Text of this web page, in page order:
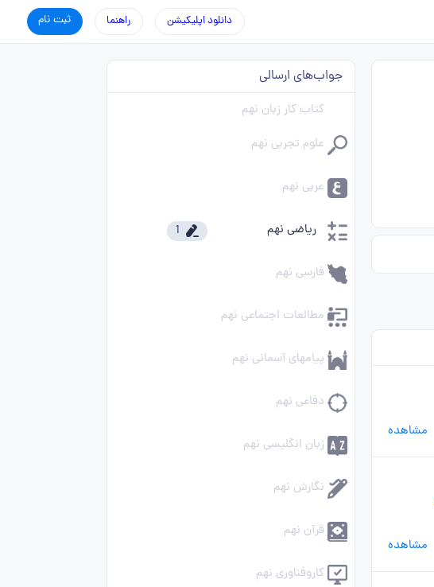
ثبت نام راهنما دانلود اپلیکیشن
مشاهده
مشاهده
جواب‌های ارسالی
کتاب کار زبان نهم
علوم تجربی نهم
عربی نهم
ریاضی نهم 1
فارسی نهم
مطالعات اجتماعی نهم
پیامهای آسمانی نهم
دفاعی نهم
زبان انگلیسی نهم
نگارش نهم
قرآن نهم
کاروفناوری نهم